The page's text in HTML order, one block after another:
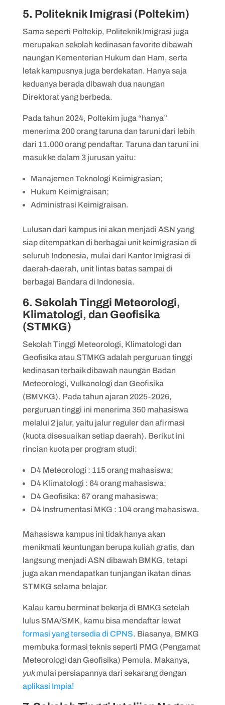
5. Politeknik Imigrasi (Poltekim)
Sama seperti Poltekip, Politeknik Imigrasi juga
merupakan sekolah kedinasan favorite dibawah
naungan Kementerian Hukum dan Ham, serta
letak kampusnya juga berdekatan. Hanya saja
keduanya berada dibawah dua naungan
Direktorat yang berbeda.
Pada tahun 2024, Poltekim juga “hanya”
menerima 200 orang taruna dan taruni dari lebih
dari 11.000 orang pendaftar. Taruna dan taruni ini
masuk ke dalam 3 jurusan yaitu:
Manajemen Teknologi Keimigrasian;
Hukum Keimigraisan;
Administrasi Keimigraisan.
Lulusan dari kampus ini akan menjadi ASN yang
siap ditempatkan di berbagai unit keimigrasian di
seluruh Indonesia, mulai dari Kantor Imigrasi di
daerah-daerah, unit lintas batas sampai di
berbagai Bandara di Indonesia.
6. Sekolah Tinggi Meteorologi,
Klimatologi, dan Geofisika
(STMKG)
Sekolah Tinggi Meteorologi, Klimatologi dan
Geofisika atau STMKG adalah perguruan tinggi
kedinasan terbaik dibawah naungan Badan
Meteorologi, Vulkanologi dan Geofisika
(BMVKG). Pada tahun ajaran 2025-2026,
perguruan tinggi ini menerima 350 mahasiswa
melalui 2 jalur, yaitu jalur reguler dan afirmasi
(kuota disesuaikan setiap daerah). Berikut ini
rincian kuota per program studi:
D4 Meteorologi : 115 orang mahasiswa;
D4 Klimatologi : 64 orang mahasiswa;
D4 Geofisika: 67 orang mahasiswa;
D4 Instrumentasi MKG : 104 orang mahasiswa.
Mahasiswa kampus ini tidak hanya akan
menikmati keuntungan berupa kuliah gratis, dan
langsung menjadi ASN dibawah BMKG, tetapi
juga akan mendapatkan tunjangan ikatan dinas
STMKG selama belajar.
Kalau kamu berminat bekerja di BMKG setelah
lulus SMA/SMK, kamu bisa mendaftar lewat
formasi yang tersedia di CPNS. Biasanya, BMKG
membuka formasi teknis seperti PMG (Pengamat
Meteorologi dan Geofisika) Pemula. Makanya,
yukmulai persiapannya dari sekarang dengan
aplikasi Impia!